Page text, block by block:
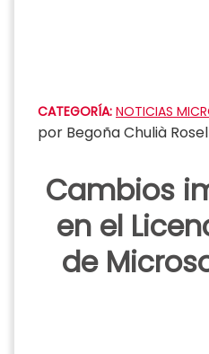
CATEGORÍA: NOTICIAS
por Begoña Chulià
Cambios
en el
de